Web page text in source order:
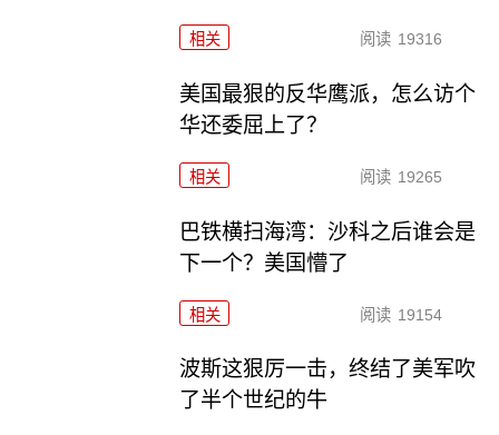
相关 阅读 19316
美国最狠的反华鹰派，怎么访个
华还委屈上了？
相关 阅读 19265
巴铁横扫海湾：沙科之后谁会是
下一个？美国懵了
相关 阅读 19154
波斯这狠厉一击，终结了美军吹
了半个世纪的牛